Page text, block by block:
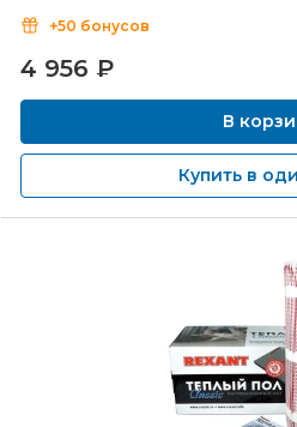
+50 бонусов
4 956 ₽
В
Купить в